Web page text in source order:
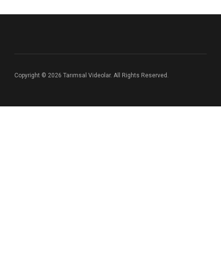
Copyright © 2026 Tarımsal Videolar. All Rights Reserved.